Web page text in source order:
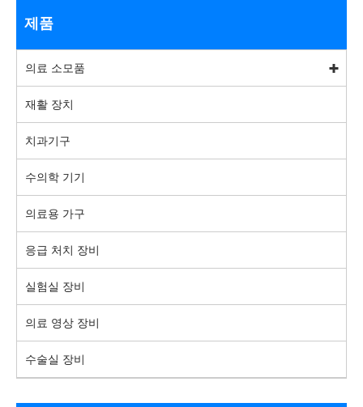
제품
의료 소모품
재활 장치
치과기구
수의학 기기
의료용 가구
응급 처치 장비
실험실 장비
의료 영상 장비
수술실 장비